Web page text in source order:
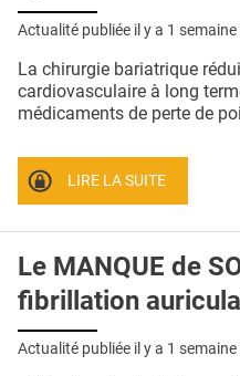
Actualité publiée il y a 1
La chirurgie bariatrique
cardiovasculaire à long
médicaments de perte de
LIRE LA SUITE
Le MANQUE de
fibrillation
Actualité publiée il y a 1